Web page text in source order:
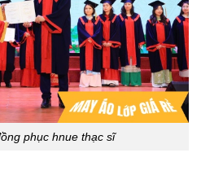
phục hnue thạc sĩ